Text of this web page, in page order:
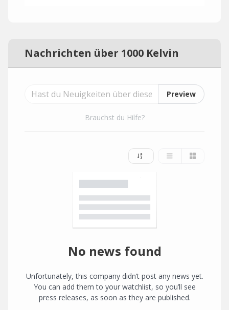
Nachrichten über 1000 Kelvin
Preview
Brauchst du Hilfe?
No news found
Unfortunately, this company didn’t post any news yet.
You can add them to your watchlist, so you’ll see
press releases, as soon as they are published.